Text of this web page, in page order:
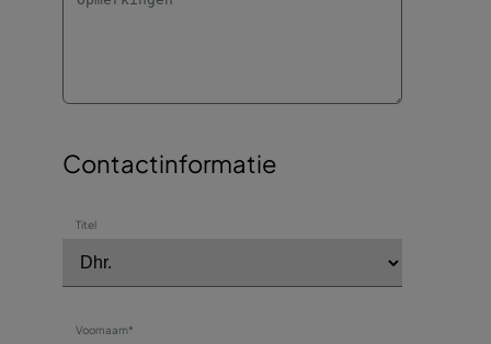
Contactinformatie
Titel
Voornaam*